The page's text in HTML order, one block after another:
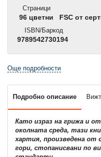
Страници
96 цветни
FSC от
ISBN/Баркод
9789542730194
Още подробности
Подробно описание
Като израз на грижа и
околната среда, тази
хартия, произведена от
гори, стопанисвани по